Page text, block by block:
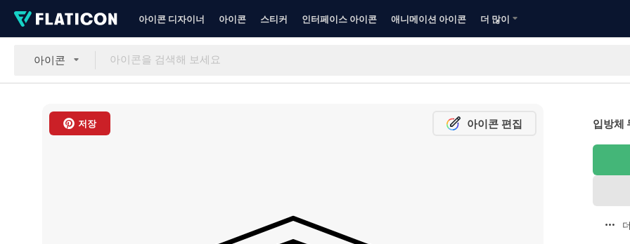
아이콘 디자이너 아이콘 스티커 인터페이스 아이콘 애니메이션 아이콘 더 많이
아이콘
저장 아이콘 편집 입방체